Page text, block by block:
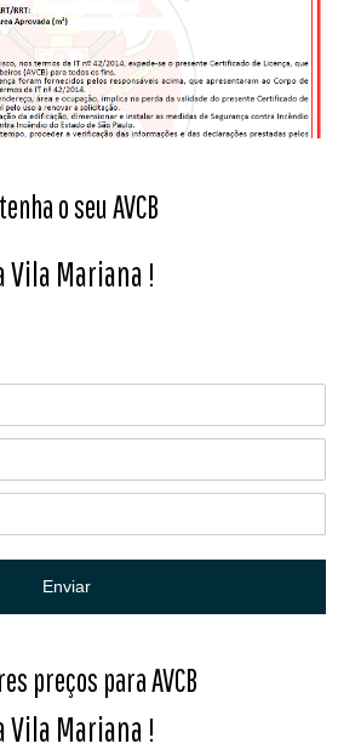
o seu AVCB
Vila Mariana !
Enviar
preços para AVCB
Vila Mariana !